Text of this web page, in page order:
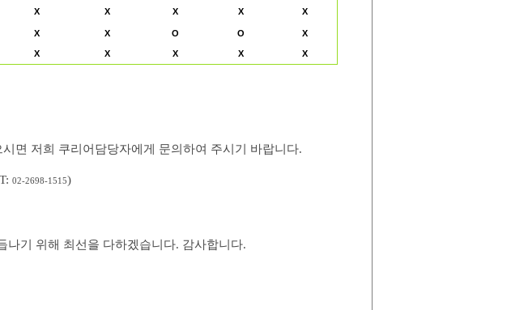
X X X X X
X X O O X
X X X X X
면 저희 쿠리어담당자에게 문의하여 주시기 바랍니다.
02-2698-1515)
나기 위해 최선을 다하겠습니다. 감사합니다.